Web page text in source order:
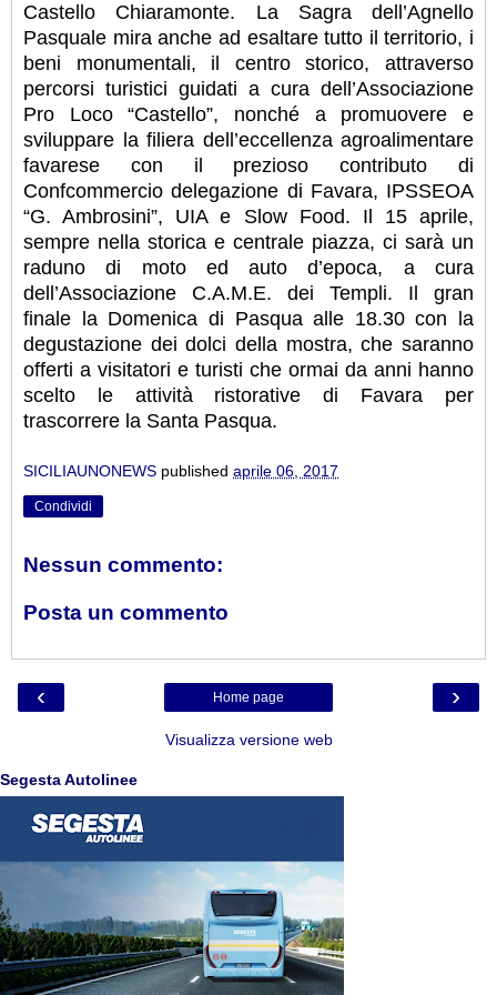
Castello Chiaramonte. La Sagra dell’Agnello
Pasquale mira anche ad esaltare tutto il territorio, i
beni monumentali, il centro storico, attraverso
percorsi turistici guidati a cura dell’Associazione
Pro Loco “Castello”, nonché a promuovere e
sviluppare la filiera dell’eccellenza agroalimentare
favarese con il preziosocontributo di
Confcommercio delegazione di Favara, IPSSEOA
“G. Ambrosini”, UIA e Slow Food. Il 15 aprile,
sempre nella storica e centrale piazza, ci sarà un
raduno di moto ed auto d’epoca, a cura
dell’Associazione C.A.M.E. dei Templi. Il gran
finale la Domenica di Pasqua alle 18.30 con la
degustazione dei dolci della mostra, che saranno
offerti a visitatori e turisti che ormai da anni hanno
scelto le attività ristorative di Favara per
trascorrere la Santa Pasqua.
SICILIAUNONEWS published aprile 06, 2017
Condividi
Nessun commento:
Posta un commento
‹ ›
Home page
Visualizza versione web
Segesta Autolinee